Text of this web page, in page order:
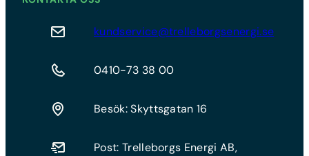
kundservice@trelleborgsenergi.se
0410-73 38 00
Besök: Skyttsgatan 16
Post: Trelleborgs Energi AB,